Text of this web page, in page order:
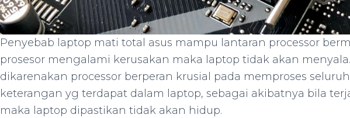
Penyebab laptop mati total asus mampu lantaran processor
prosesor mengalami kerusakan maka laptop tidak akan
dikarenakan processor berperan krusial pada memproses
keterangan yg terdapat dalam laptop, sebagai akibatnya bila
maka laptop dipastikan tidak akan hidup.